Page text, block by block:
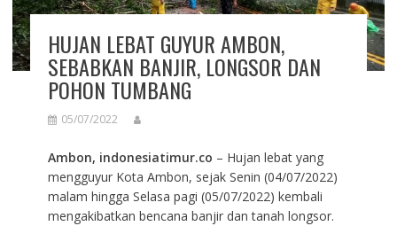
HUJAN LEBAT GUYUR AMBON,
SEBABKAN BANJIR, LONGSOR DAN
POHON TUMBANG
05/07/2022
Ambon, indonesiatimur.co – Hujan lebat yang
mengguyur Kota Ambon, sejak Senin (04/07/2022)
malam hingga Selasa pagi (05/07/2022) kembali
mengakibatkan bencana banjir dan tanah longsor.